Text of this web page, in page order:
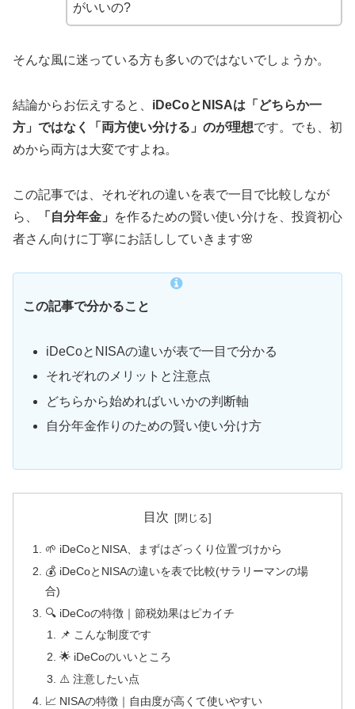
がいいの?
そんな風に迷っている方も多いのではないでしょうか。
結論からお伝えすると、 iDeCoとNISAは「どちらか一
方」ではなく「両方使い分ける」のが理想です。でも、初
めから両方は大変ですよね。
この記事では、それぞれの違いを表で一目で比較しなが
ら、
「自分年金」
を作るための賢い使い分けを、投資初心
者さん向けに丁寧にお話ししていきます🌸
この記事で分かること
iDeCoとNISAの違いが表で一目で分かる
それぞれのメリットと注意点
どちらから始めればいいかの判断軸
自分年金作りのための賢い使い分け方
目次
🌱 iDeCoとNISA、まずはざっくり位置づけから
💰 iDeCoとNISAの違いを表で比較(サラリーマンの場
合)
🔍 iDeCoの特徴｜節税効果はピカイチ
📌 こんな制度です
🌟 iDeCoのいいところ
⚠️ 注意したい点
📈 NISAの特徴｜自由度が高くて使いやすい